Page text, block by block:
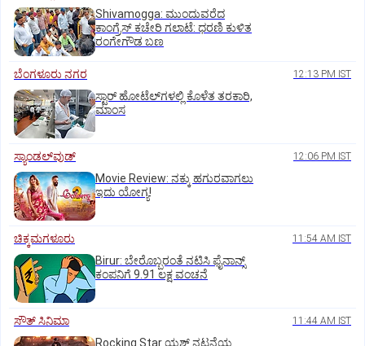
Shivamogga: ಮುಂದುವರೆದ
ಕಾಂಗ್ರೆಸ್ ಕಚೇರಿ ಗಲಾಟೆ: ಧರಣಿ ಕುಳಿತ
ರಂಗೇಗೌಡ ಬಣ
ಬೆಂಗಳೂರು ನಗರ 12:13 PM IST
ಸ್ಟಾರ್‌ ಹೋಟೆಲ್‌ಗ‌ಳಲ್ಲಿ ಕೊಳೆತ ತರಕಾರಿ,
ಮಾಂಸ
ಸ್ಯಾಂಡಲ್‌ವುಡ್‌ 12:06 PM IST
Movie Review: ನಕ್ಕು ಹಗುರವಾಗಲು
ಇದು ಯೋಗ್ಯ!
ಚಿಕ್ಕಮಗಳೂರು 11:54 AM IST
Birur: ಬೇರೊಬ್ಬರಂತೆ ನಟಿಸಿ ಫೈನಾನ್ಸ್
ಕಂಪನಿಗೆ 9.91 ಲಕ್ಷ ವಂಚನೆ
ಸೌತ್‌ ಸಿನಿಮಾ 11:44 AM IST
Rocking Star ಯಶ್‌ ನಟನೆಯ